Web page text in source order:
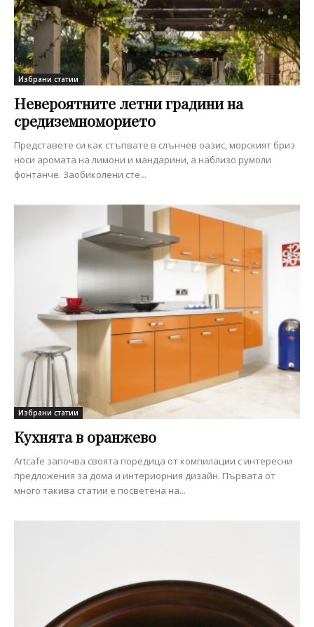
Избрани статии
Невероятните летни градини на
средиземноморието
Представете си как стъпвате в слънчев оазис, морският бриз
носи аромата на лимони и мандарини, а наблизо румоли
фонтанче. Заобиколени сте...
Избрани статии
Кухнята в оранжево
Artcafe започва своята поредица от компилации с интересни
предложения за дома и интериорния дизайн. Първата от
много такива статии е посветена на...